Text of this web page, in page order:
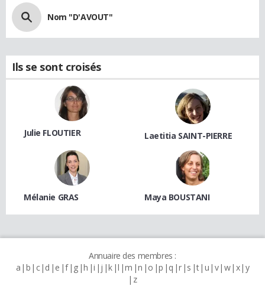
Nom "D'AVOUT"
Ils se sont croisés
Julie FLOUTIER Laetitia SAINT-PIERRE
Mélanie GRAS Maya BOUSTANI
Annuaire des membres :
a b c d e f g h i j k l m n o p q r s t u v w x y
z